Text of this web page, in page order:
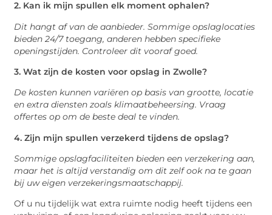
2. Kan ik mijn spullen elk moment ophalen?
Dit hangt af van de aanbieder. Sommige opslaglocaties
bieden 24/7 toegang, anderen hebben specifieke
openingstijden. Controleer dit vooraf goed.
3. Wat zijn de kosten voor opslag in Zwolle?
De kosten kunnen variëren op basis van grootte, locatie
en extra diensten zoals klimaatbeheersing. Vraag
offertes op om de beste deal te vinden.
4. Zijn mijn spullen verzekerd tijdens de opslag?
Sommige opslagfaciliteiten bieden een verzekering aan,
maar het is altijd verstandig om dit zelf ook na te gaan
bij uw eigen verzekeringsmaatschappij.
Of u nu tijdelijk wat extra ruimte nodig heeft tijdens een